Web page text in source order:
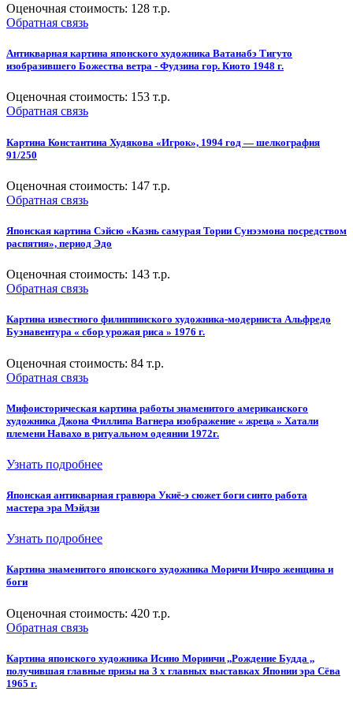
Оценочная стоимость: 128 т.р.
Обратная связь
Антикварная картина японского художника Ватанабэ Тигуто
изобразившего Божества ветра - Фудзина гор. Киото 1948 г.
Оценочная стоимость: 153 т.р.
Обратная связь
Картина Константина Худякова «Игрок», 1994 год — шелкография
91/250
Оценочная стоимость: 147 т.р.
Обратная связь
Японская картина Сэйсю «Казнь самурая Тории Сунээмона посредством
распятия», период Эдо
Оценочная стоимость: 143 т.р.
Обратная связь
Картина известного филиппинского художника-модерниста Альфредо
Буэнавентура « сбор урожая риса » 1976 г.
Оценочная стоимость: 84 т.р.
Обратная связь
Мифоисторическая картина работы знаменитого американского
художника Джона Филлипа Вагнера изображение « жреца » Хатали
племени Навахо в ритуальном одеянии 1972г.
Узнать подробнее
Японская антикварная гравюра Укиё-э сюжет боги синто работа
мастера эра Мэйдзи
Узнать подробнее
Картина знаменитого японского художника Моричи Ичиро женщина и
боги
Оценочная стоимость: 420 т.р.
Обратная связь
Картина японского художника Исино Мориичи ,,Рождение Будда ,,
получившая главные призы на 3 х главных выставках Японии эра Сёва
1965 г.